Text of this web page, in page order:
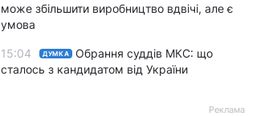
може збільшити виробництво вдвічі, але є
умова
15:04 ДУМКА
Обрання суддів МКС: що
сталось з кандидатом від України
Реклама